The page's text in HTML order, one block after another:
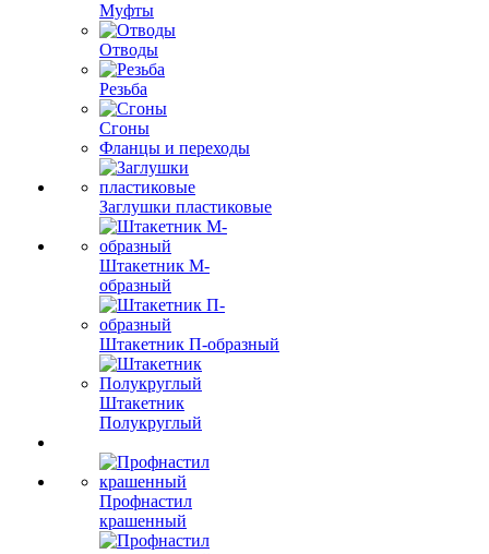
Муфты
Отводы
Резьба
Сгоны
Фланцы и переходы
Заглушки пластиковые
Штакетник М-
образный
Штакетник П-образный
Штакетник
Полукруглый
Профнастил
крашенный